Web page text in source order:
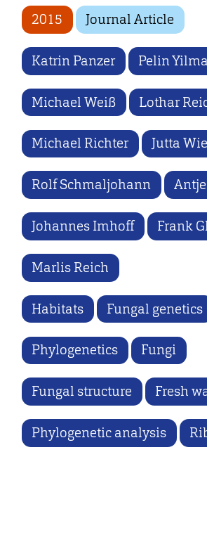
2015 Journal Article
Katrin Panzer Pelin
Michael Weiß Lothar
Michael Richter Jutta
Rolf Schmaljohann
Johannes Imhoff Frank
Marlis Reich
Habitats Fungal genetics
Phylogenetics Fungi
Fungal structure Fresh
Phylogenetic analysis